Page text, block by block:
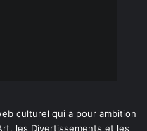
culturel qui a pour ambition
les Divertissements et les